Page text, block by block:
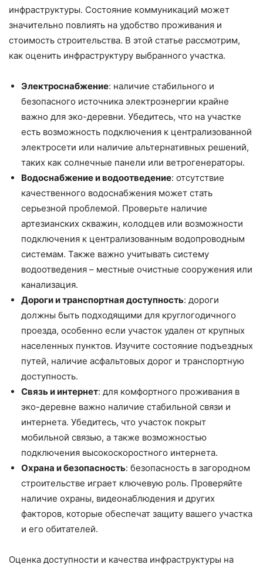
инфраструктуры. Состояние коммуникаций может
значительно повлиять на удобство проживания и
стоимость строительства. В этой статье рассмотрим,
как оценить инфраструктуру выбранного участка.
Электроснабжение: наличие стабильного и
безопасного источника электроэнергии крайне
важно для эко-деревни. Убедитесь, что на участке
есть возможность подключения к централизованной
электросети или наличие альтернативных решений,
таких как солнечные панели или ветрогенераторы.
Водоснабжение и водоотведение: отсутствие
качественного водоснабжения может стать
серьезной проблемой. Проверьте наличие
артезианских скважин, колодцев или возможности
подключения к централизованным водопроводным
системам. Также важно учитывать систему
водоотведения – местные очистные сооружения или
канализация.
Дороги и транспортная доступность: дороги
должны быть подходящими для круглогодичного
проезда, особенно если участок удален от крупных
населенных пунктов. Изучите состояние подъездных
путей, наличие асфальтовых дорог и транспортную
доступность.
Связь и интернет: для комфортного проживания в
эко-деревне важно наличие стабильной связи и
интернета. Убедитесь, что участок покрыт
мобильной связью, а также возможностью
подключения высокоскоростного интернета.
Охрана и безопасность: безопасность в загородном
строительстве играет ключевую роль. Проверяйте
наличие охраны, видеонаблюдения и других
факторов, которые обеспечат защиту вашего участка
и его обитателей.
Оценка доступности и качества инфраструктуры на